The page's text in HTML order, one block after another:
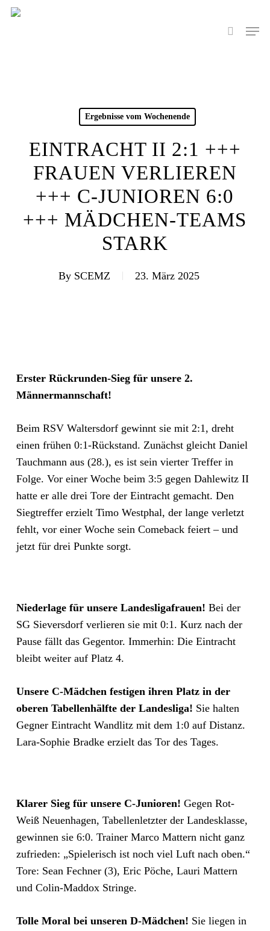
Skip
search
Menu
Ergebnisse vom Wochenende
EINTRACHT II 2:1 +++
FRAUEN VERLIEREN
+++ C-JUNIOREN 6:0
+++ MÄDCHEN-TEAMS
STARK
By SCEMZ 23. März 2025
Erster Rückrunden-Sieg für unsere 2.
Männermannschaft!
Beim RSV Waltersdorf gewinnt sie mit 2:1, dreht
einen frühen 0:1-Rückstand. Zunächst gleicht Daniel
Tauchmann aus (28.), es ist sein vierter Treffer in
Folge. Vor einer Woche beim 3:5 gegen Dahlewitz II
hatte er alle drei Tore der Eintracht gemacht. Den
Siegtreffer erzielt Timo Westphal, der lange verletzt
fehlt, vor einer Woche sein Comeback feiert – und
jetzt für drei Punkte sorgt.
Niederlage für unsere Landesligafrauen! Bei der
SG Sieversdorf verlieren sie mit 0:1. Kurz nach der
Pause fällt das Gegentor. Immerhin: Die Eintracht
bleibt weiter auf Platz 4.
Unsere C-Mädchen festigen ihren Platz in der
oberen Tabellenhälfte der Landesliga! Sie halten
Gegner Eintracht Wandlitz mit dem 1:0 auf Distanz.
Lara-Sophie Bradke erzielt das Tor des Tages.
Klarer Sieg für unsere C-Junioren! Gegen Rot-
Weiß Neuenhagen, Tabellenletzter der Landesklasse,
gewinnen sie 6:0. Trainer Marco Mattern nicht ganz
zufrieden: „Spielerisch ist noch viel Luft nach oben.“
Tore: Sean Fechner (3), Eric Pöche, Lauri Mattern
und Colin-Maddox Stringe.
Tolle Moral bei unseren D-Mädchen! Sie liegen in